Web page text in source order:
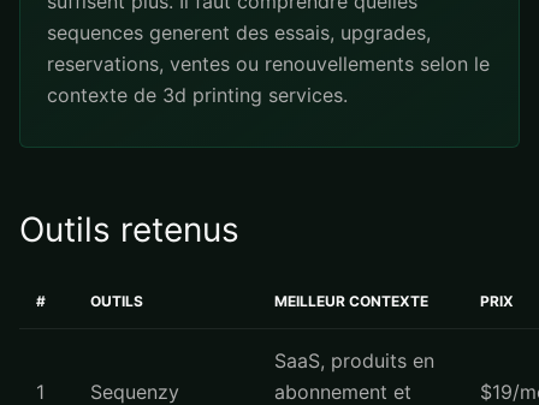
sequences generent des essais, upgrades,
reservations, ventes ou renouvellements selon le
contexte de 3d printing services.
Outils retenus
# OUTILS MEILLEUR CONTEXTE PRIX
1 Sequenzy
SaaS, produits en
abonnement et
$19/